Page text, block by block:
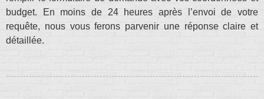
budget. En moins de 24 heures après l’envoi de votre
requête, nous vous ferons parvenir une réponse claire et
détaillée.